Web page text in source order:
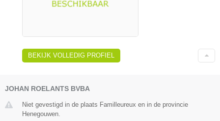
BEKIJK VOLLEDIG PROFIEL
JOHAN ROELANTS BVBA
Niet gevestigd in de plaats Familleureux en in de provincie
Henegouwen.